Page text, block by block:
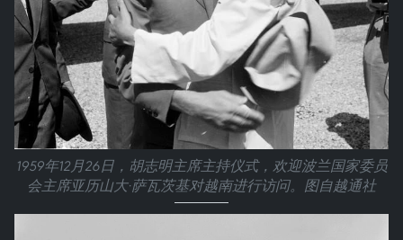
1959年12月26日，胡志明主席主持仪式，欢迎波兰国家委员
会主席亚历山大·萨瓦茨基对越南进行访问。图自越通社